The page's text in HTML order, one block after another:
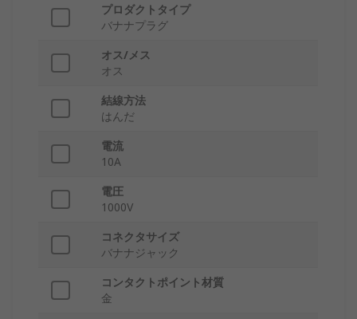
プロダクトタイプ
バナナプラグ
オス/メス
オス
結線方法
はんだ
電流
10A
電圧
1000V
コネクタサイズ
バナナジャック
コンタクトポイント材質
金